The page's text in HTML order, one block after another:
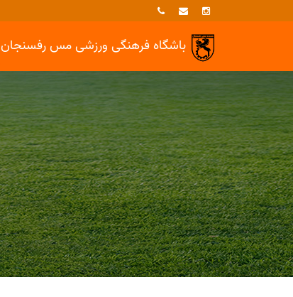
باشگاه فرهنگی ورزشیمس رفسنجان
خبرها بسکتبال